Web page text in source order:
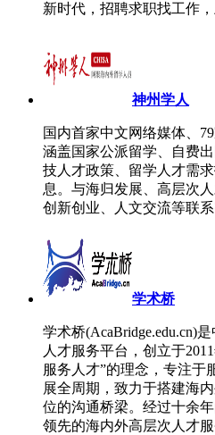
新时代，招聘求职找工作
神州学人
国内首家中文网络媒体、
涵盖国家公派留学、自费
技人才政策、留学人才需
息。与海归发展、高层次
创新创业、人文交流等联系
学术桥
学术桥(AcaBridge.edu.cn)
人才服务平台，创立于
服务人才”的理念，专注于
展全周期，致力于搭建海
位的沟通桥梁。经过十余
领先的海内外高层次人才